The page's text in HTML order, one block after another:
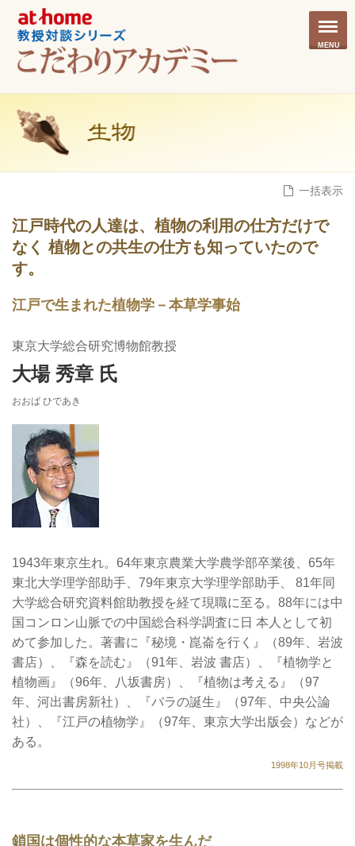
MENU
一括表示
江戸時代の人達は、植物の利用の仕方だけで
なく 植物との共生の仕方も知っていたので
す。
江戸で生まれた植物学－本草学事始
東京大学総合研究博物館教授
大場 秀章 氏
おおば ひであき
1943年東京生れ。64年東京農業大学農学部卒業後、65年
東北大学理学部助手、79年東京大学理学部助手、 81年同
大学総合研究資料館助教授を経て現職に至る。88年には中
国コンロン山脈での中国総合科学調査に日 本人として初
めて参加した。著書に『秘境・崑崙を行く』（89年、岩波
書店）、『森を読む』（91年、岩波 書店）、『植物学と
植物画』（96年、八坂書房）、『植物は考える』（97
年、河出書房新社）、『バラの誕生』（97年、中央公論
社）、『江戸の植物学』（97年、東京大学出版会）などが
ある。
1998年10月号掲載
鎖国は個性的な本草家を生んだ